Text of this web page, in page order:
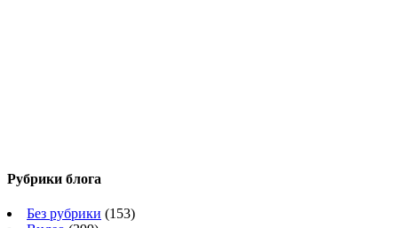
Рубрики блога
Без рубрики (153)